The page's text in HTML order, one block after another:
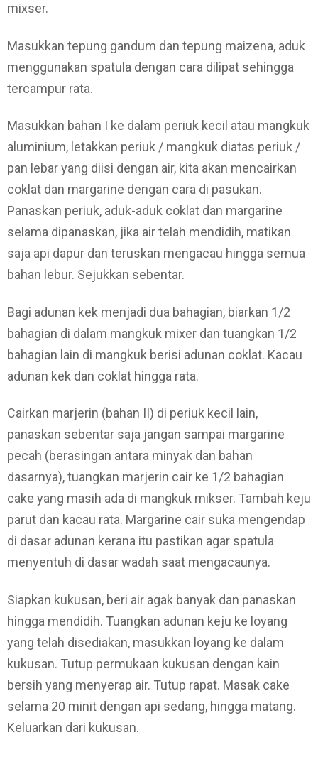
mixser.
Masukkan tepung gandum dan tepung maizena, aduk
menggunakan spatula dengan cara dilipat sehingga
tercampur rata.
Masukkan bahan I ke dalam periuk kecil atau mangkuk
aluminium, letakkan periuk / mangkuk diatas periuk /
pan lebar yang diisi dengan air, kita akan mencairkan
coklat dan margarine dengan cara di pasukan.
Panaskan periuk, aduk-aduk coklat dan margarine
selama dipanaskan, jika air telah mendidih, matikan
saja api dapur dan teruskan mengacau hingga semua
bahan lebur. Sejukkan sebentar.
Bagi adunan kek menjadi dua bahagian, biarkan 1/2
bahagian di dalam mangkuk mixer dan tuangkan 1/2
bahagian lain di mangkuk berisi adunan coklat. Kacau
adunan kek dan coklat hingga rata.
Cairkan marjerin (bahan II) di periuk kecil lain,
panaskan sebentar saja jangan sampai margarine
pecah (berasingan antara minyak dan bahan
dasarnya), tuangkan marjerin cair ke 1/2 bahagian
cake yang masih ada di mangkuk mikser. Tambah keju
parut dan kacau rata. Margarine cair suka mengendap
di dasar adunan kerana itu pastikan agar spatula
menyentuh di dasar wadah saat mengacaunya.
Siapkan kukusan, beri air agak banyak dan panaskan
hingga mendidih. Tuangkan adunan keju ke loyang
yang telah disediakan, masukkan loyang ke dalam
kukusan. Tutup permukaan kukusan dengan kain
bersih yang menyerap air. Tutup rapat. Masak cake
selama 20 minit dengan api sedang, hingga matang.
Keluarkan dari kukusan.